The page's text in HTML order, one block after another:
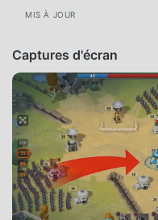
MIS À JOUR
Captures d'écran